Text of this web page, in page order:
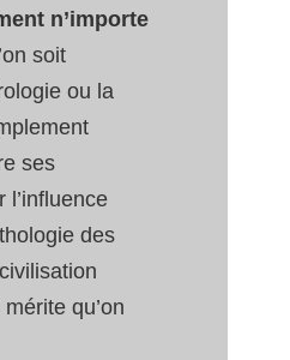
n’importe
soit
ou la
ses
l’influence
des
qu’on